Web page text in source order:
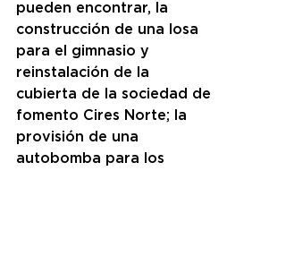
pueden encontrar, la
construcción de una losa
para el gimnasio y
reinstalación de la
cubierta de la sociedad de
fomento Cires Norte; la
provisión de una
autobomba para los